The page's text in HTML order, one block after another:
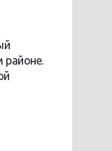
районе.